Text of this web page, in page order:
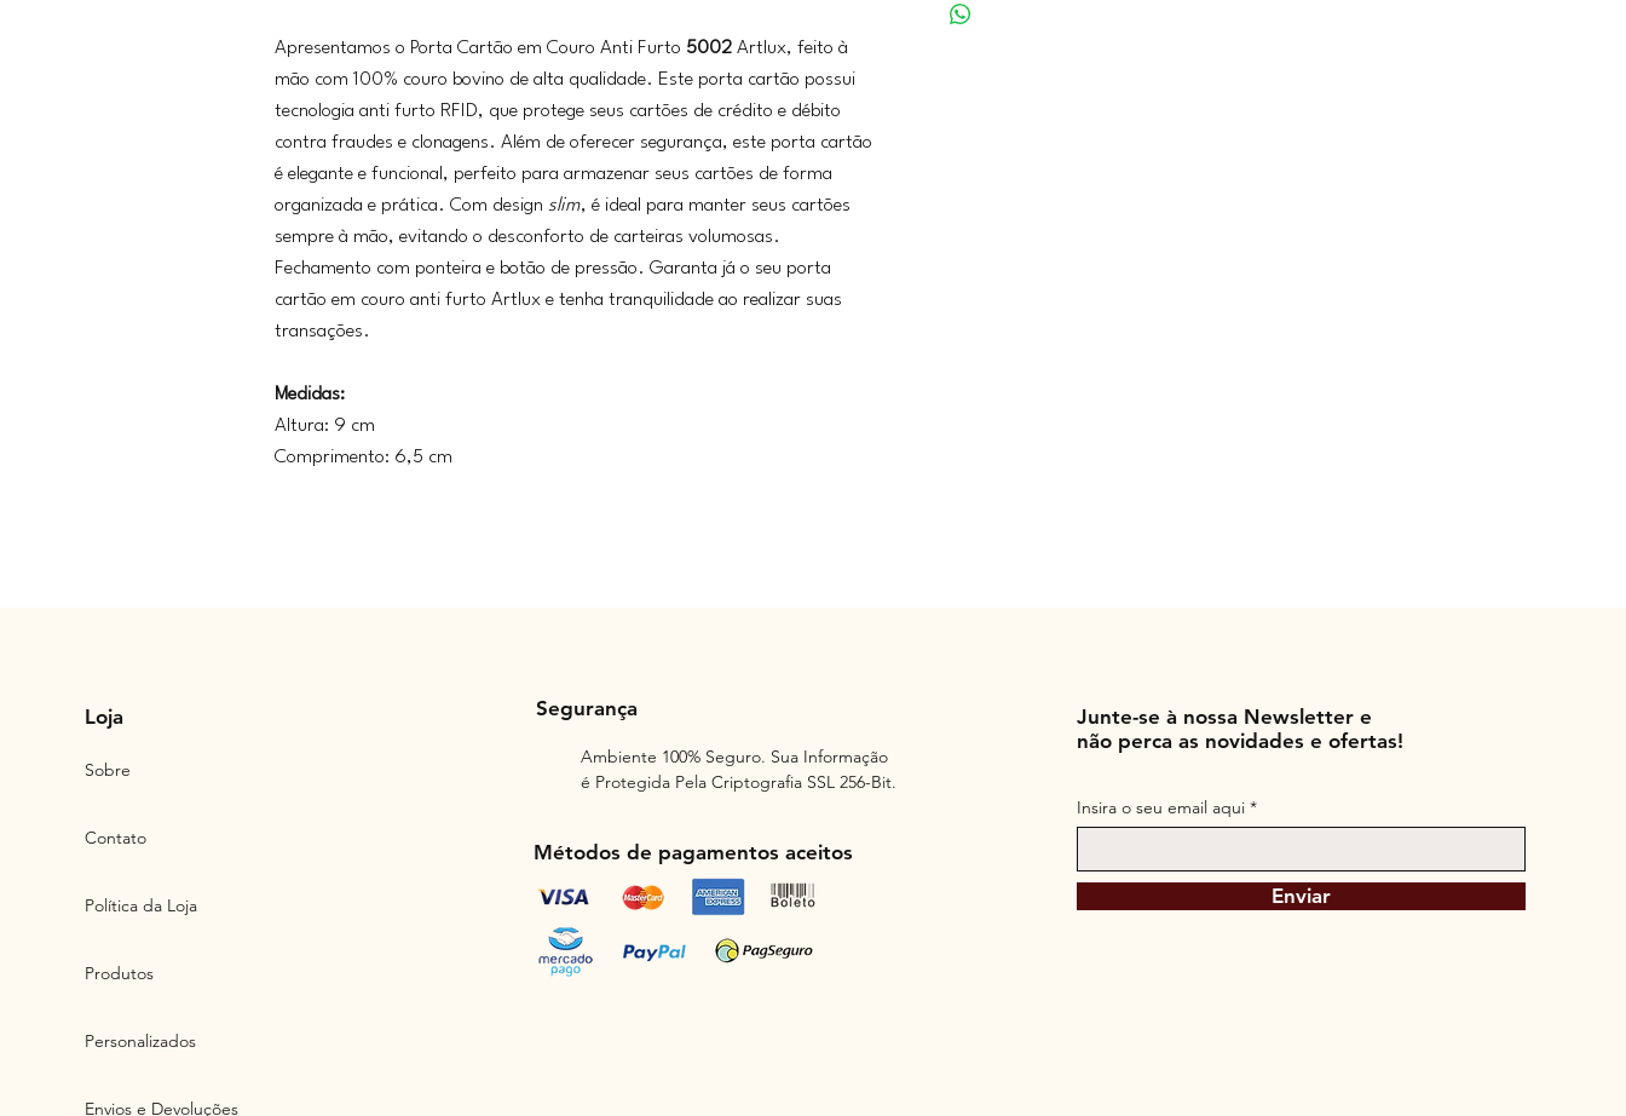
Apresentamos o Porta Cartão em Couro Anti Furto 5002 Artlux, feito à
mão com 100% couro bovino de alta qualidade. Este porta cartão possui
tecnologia anti furto RFID, que protege seus cartões de crédito e débito
contra fraudes e clonagens. Além de oferecer segurança, este porta cartão
é elegante e funcional, perfeito para armazenar seus cartões de forma
organizada e prática. Com design slim, é ideal para manter seus cartões
sempre à mão, evitando o desconforto de carteiras volumosas.
Fechamento com ponteira e botão de pressão. Garanta já o seu porta
cartão em couro anti furto Artlux e tenha tranquilidade ao realizar suas
transações.
Medidas:
Altura: 9 cm
Comprimento: 6,5 cm
Loja
Sobre
Contato
Política da Loja
Produtos
Personalizados
Envios e Devoluções
Segurança
Ambiente 100% Seguro. Sua Informação
é Protegida Pela Criptografia SSL 256-Bit.
Métodos de pagamentos aceitos
Junte-se à nossa Newsletter e
não perca as novidades e ofertas!
Insira o seu email aqui
Enviar